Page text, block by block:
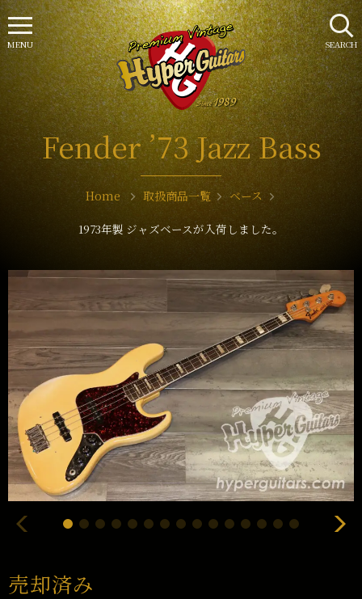
Fender ’73 Jazz Bass
Home 取扱商品一覧 ベース
1973年製 ジャズベースが入荷しました。
売却済み
SEARCH
MENU